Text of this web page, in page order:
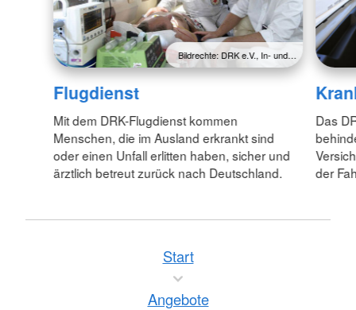
Bildrechte: DRK e.V., In- und…
Flugdienst
Mit dem DRK-Flugdienst kommen
Menschen, die im Ausland erkrankt sind
oder einen Unfall erlitten haben, sicher und
ärztlich betreut zurück nach Deutschland.
Das
der
Start
Angebote